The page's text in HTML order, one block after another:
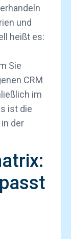
und
heißt es:
Sie
CRM
im
ist die
der